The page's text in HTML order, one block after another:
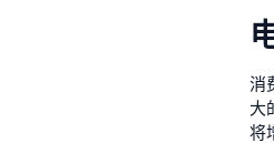
消
大
将